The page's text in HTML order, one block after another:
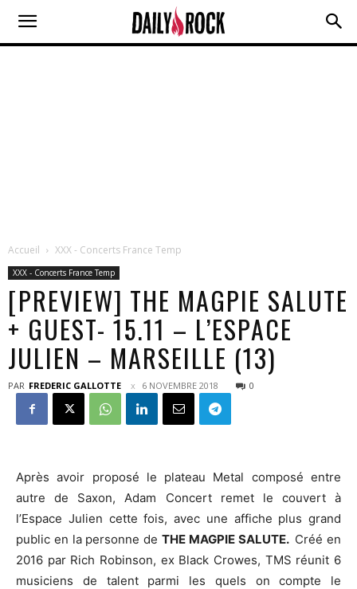
Accueil XXX - Concerts France Temp
XXX - Concerts France Temp
[PREVIEW] THE MAGPIE SALUTE
+ GUEST- 15.11 – L’ESPACE
JULIEN – MARSEILLE (13)
PAR FREDERIC GALLOTTE 6 NOVEMBRE 2018 0
Après avoir proposé le plateau Metal composé entre
autre de Saxon, Adam Concert remet le couvert à
l’Espace Julien cette fois, avec une affiche plus grand
public en la personne de THE MAGPIE SALUTE. Créé en
2016 par Rich Robinson, ex Black Crowes, TMS réunit 6
musiciens de talent parmi les quels on compte le